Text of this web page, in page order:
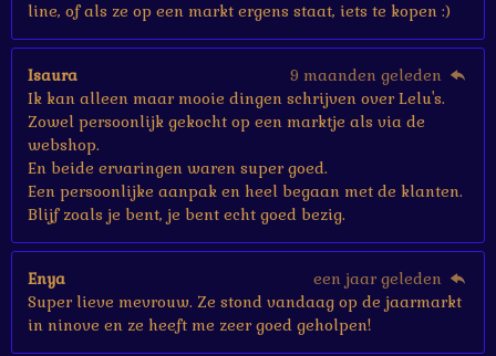
line, of als ze op een markt ergens staat, iets te kopen :)
Isaura
9 maanden geleden
Ik kan alleen maar mooie dingen schrijven over Lelu's.
Zowel persoonlijk gekocht op een marktje als via de
webshop.
En beide ervaringen waren super goed.
Een persoonlijke aanpak en heel begaan met de klanten.
Blijf zoals je bent, je bent echt goed bezig.
Enya
een jaar geleden
Super lieve mevrouw. Ze stond vandaag op de jaarmarkt
in ninove en ze heeft me zeer goed geholpen!